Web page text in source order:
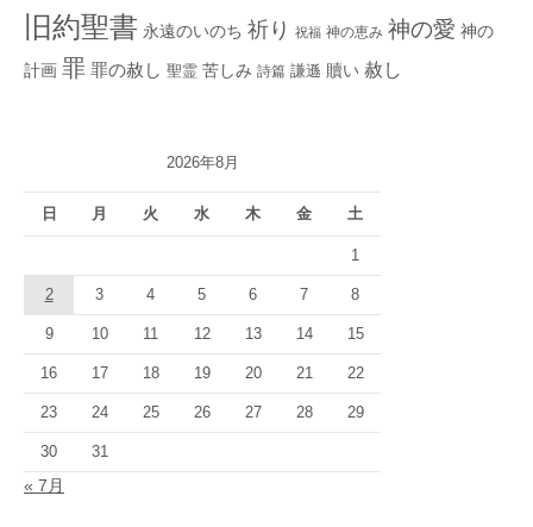
旧約聖書 永遠のいのち 祈り 祝福 神の恵み 神の愛 神の
計画 罪 罪の赦し 聖霊 苦しみ 詩篇 謙遜 贖い 赦し
2026年8月
日 月 火 水 木 金 土
1
2 3 4 5 6 7 8
9 10 11 12 13 14 15
16 17 18 19 20 21 22
23 24 25 26 27 28 29
30 31
« 7月